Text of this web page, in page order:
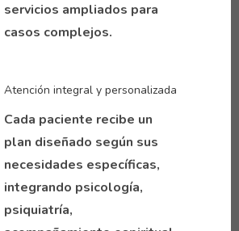
servicios ampliados para
casos complejos.
Atención integral y personalizada
Cada paciente recibe un
plan diseñado según sus
necesidades específicas,
integrando psicología,
psiquiatría,